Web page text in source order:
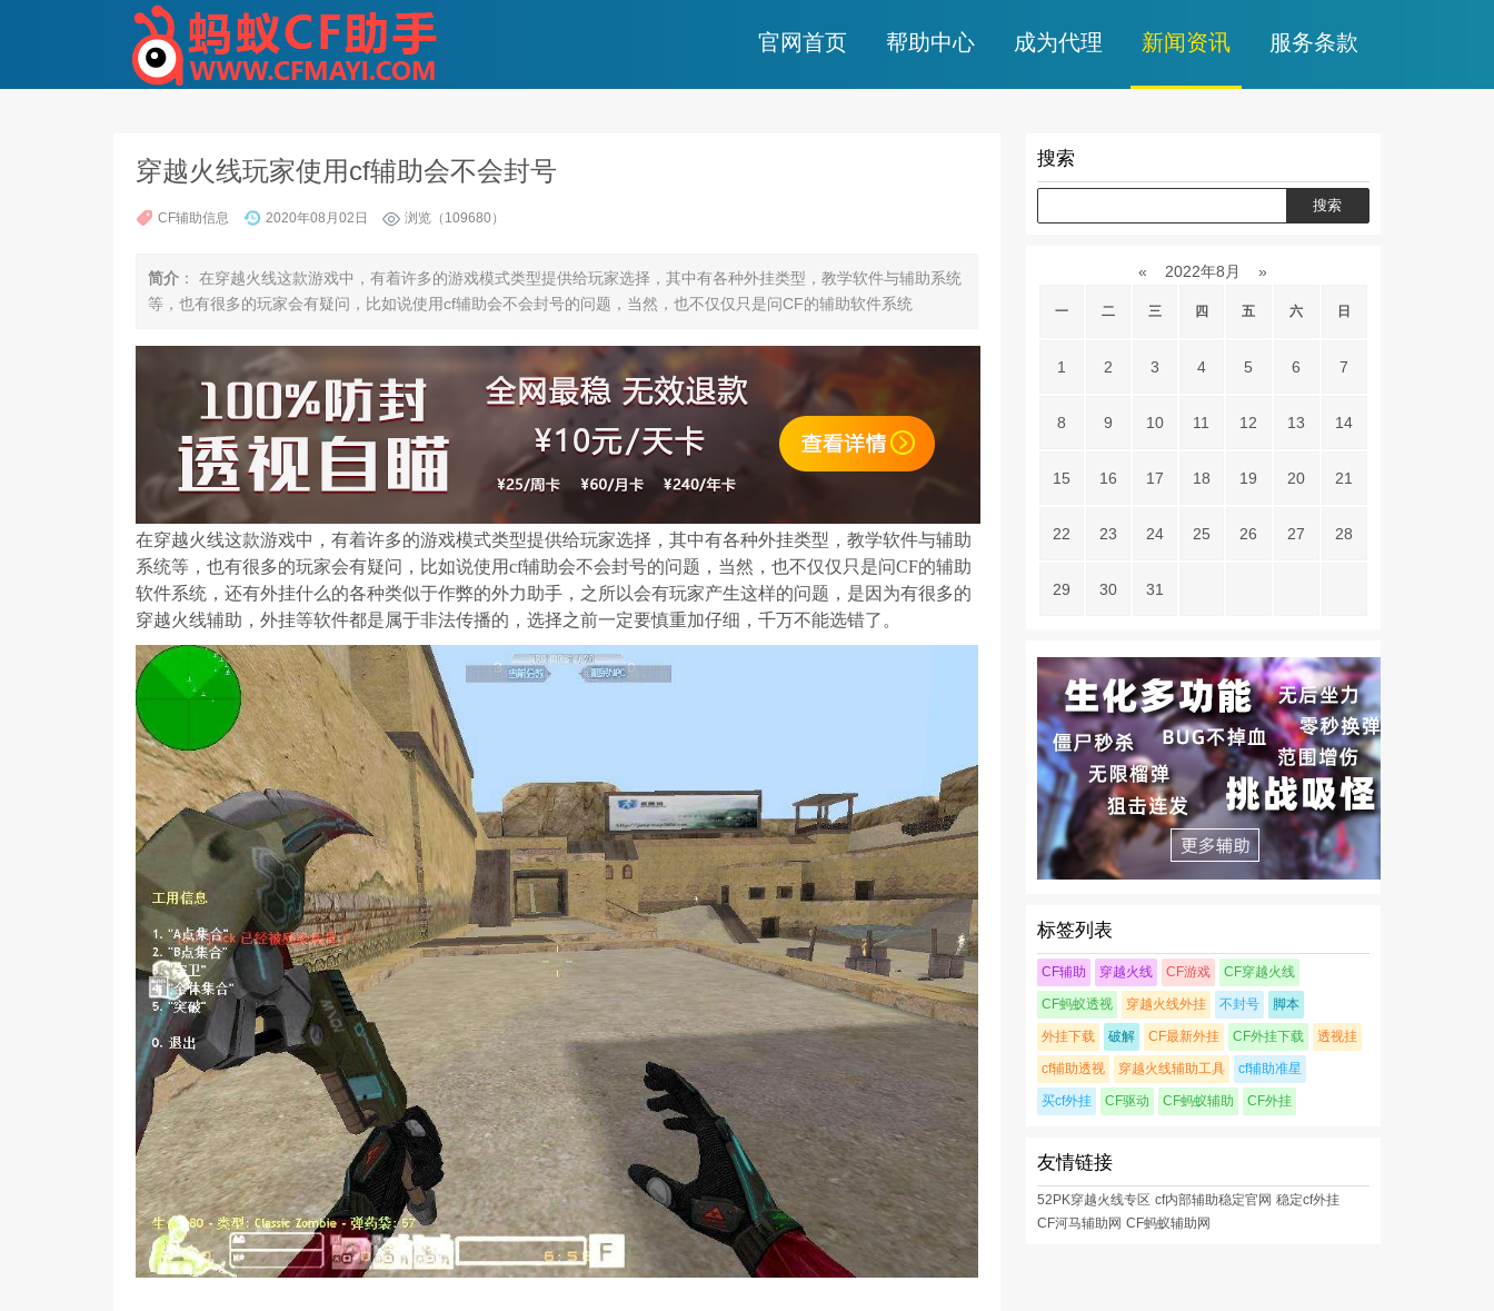
官网首页 帮助中心 成为代理 新闻资讯 服务条款
穿越火线玩家使用cf辅助会不会封号
CF辅助信息 2020年08月02日 浏览（109680）
简介 ： 在穿越火线这款游戏中，有着许多的游戏模式类型提供给玩家选择，其中有各种外挂类型，教学软件与辅助系统
等，也有很多的玩家会有疑问，比如说使用cf辅助会不会封号的问题，当然，也不仅仅只是问CF的辅助软件系统
在穿越火线这款游戏中，有着许多的游戏模式类型提供给玩家选择，其中有各种外挂类型，教学软件与辅助
系统等，也有很多的玩家会有疑问，比如说使用cf辅助会不会封号的问题，当然，也不仅仅只是问CF的辅助
软件系统，还有外挂什么的各种类似于作弊的外力助手，之所以会有玩家产生这样的问题，是因为有很多的
穿越火线辅助，外挂等软件都是属于非法传播的，选择之前一定要慎重加仔细，千万不能选错了。
搜索
« 2022年8月 »
一 二 三 四 五 六 日
1 2 3 4 5 6 7
8 9 10 11 12 13 14
15 16 17 18 19 20 21
22 23 24 25 26 27 28
29 30 31
标签列表
CF辅助 穿越火线 CF游戏 CF穿越火线
CF蚂蚁透视 穿越火线外挂 不封号 脚本
外挂下载 破解 CF最新外挂 CF外挂下载 透视挂
cf辅助透视 穿越火线辅助工具 cf辅助准星
买cf外挂 CF驱动 CF蚂蚁辅助 CF外挂
友情链接
52PK穿越火线专区 cf内部辅助稳定官网 稳定cf外挂
CF河马辅助网 CF蚂蚁辅助网